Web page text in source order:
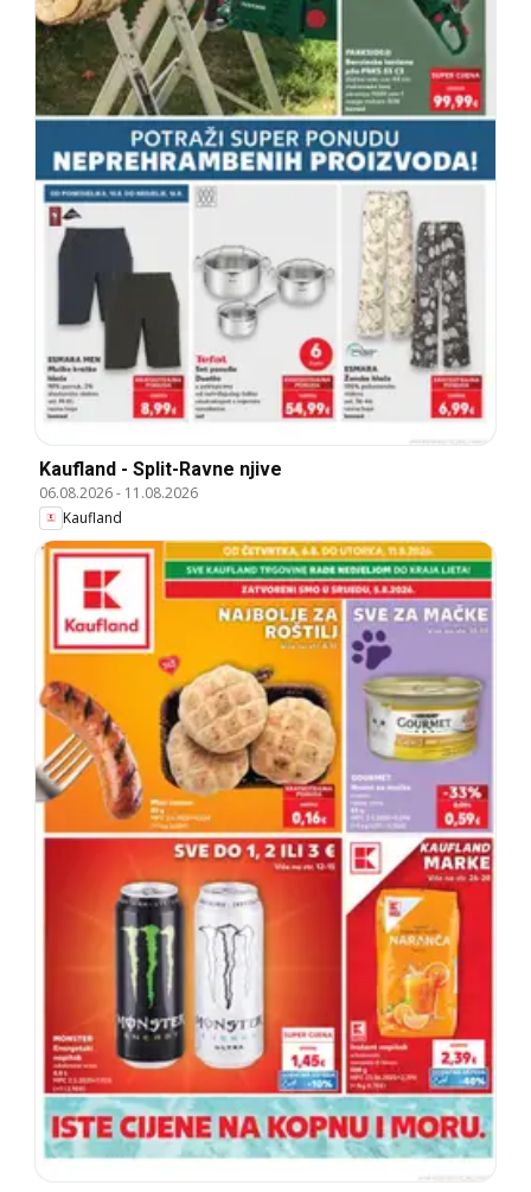
Kaufland - Split-Ravne njive
06.08.2026- 11.08.2026
Kaufland